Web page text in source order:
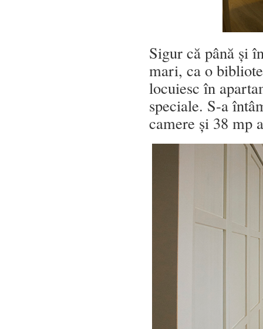
Sigur că până și
mari, ca o
locuiesc în
speciale. S-a
camere și 38 mp